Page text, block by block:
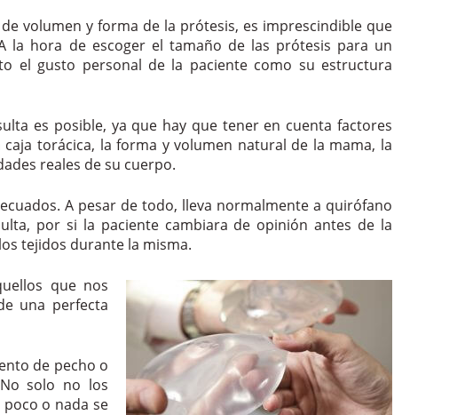
volumen y forma de la prótesis, es imprescindible que
la hora de escoger el tamaño de las prótesis para un
el gusto personal de la paciente como su estructura
es posible, ya que hay que tener en cuenta factores
torácica, la forma y volumen natural de la mama, la
reales de su cuerpo.
A pesar de todo, lleva normalmente a quirófano
por si la paciente cambiara de opinión antes de la
tejidos durante la misma.
que nos
una perfecta
de pecho o
solo no los
o nada se